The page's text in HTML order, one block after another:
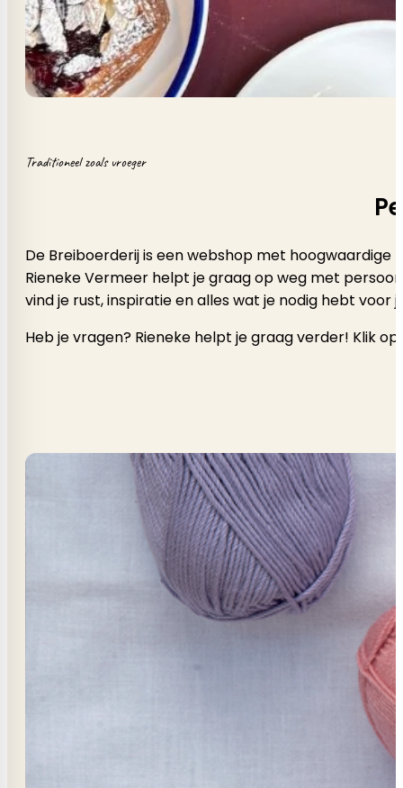
Traditioneel zoals vroeger
De Breiboerderij is een webshop met
Rieneke Vermeer helpt je graag op weg met
vind je rust, inspiratie en alles wat je nodig hebt voor
Heb je vragen? Rieneke helpt je graag verder! Klik